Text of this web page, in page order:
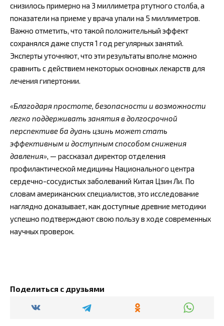
снизилось примерно на 3 миллиметра ртутного столба, а
показатели на приеме у врача упали на 5 миллиметров.
Важно отметить, что такой положительный эффект
сохранялся даже спустя 1 год регулярных занятий.
Эксперты уточняют, что эти результаты вполне можно
сравнить с действием некоторых основных лекарств для
лечения гипертонии.
«Благодаря простоте, безопасности и возможности
легко поддерживать занятия в долгосрочной
перспективе ба дуань цзинь может стать
эффективным и доступным способом снижения
давления», — рассказал директор отделения
профилактической медицины Национального центра
сердечно-сосудистых заболеваний Китая Цзин Ли. По
словам американских специалистов, это исследование
наглядно доказывает, как доступные древние методики
успешно подтверждают свою пользу в ходе современных
научных проверок.
Поделиться с друзьями